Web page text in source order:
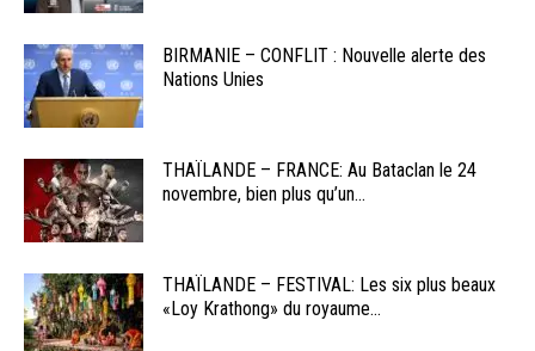
BIRMANIE – CONFLIT : Nouvelle alerte des
Nations Unies
THAÏLANDE – FRANCE: Au Bataclan le 24
novembre, bien plus qu’un...
THAÏLANDE – FESTIVAL: Les six plus beaux
«Loy Krathong» du royaume...